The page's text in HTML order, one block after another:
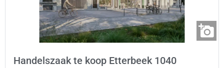
Handelszaak te koop Etterbeek 1040